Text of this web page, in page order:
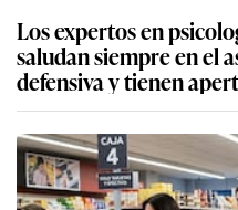
Los expertos en
saludan siempre en el
defensiva y tienen